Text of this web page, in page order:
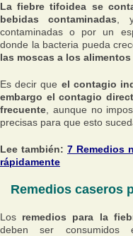
La fiebre tifoidea se
bebidas contaminadas ,
contaminadas o por un
donde la bacteria pueda
las moscas a los
Es decir que el contagio
embargo el contagio
frecuente , aunque no
precisas para que esto
Lee también: 7 Remedios
rápidamente
Remedios caseros
Los remedios para la
deben ser